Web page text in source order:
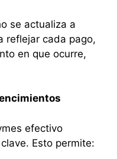
se actualiza a
reflejar cada pago,
en que ocurre,
efectivo
Esto permite: